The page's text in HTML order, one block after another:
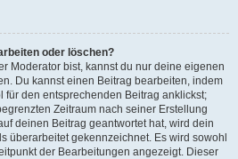
oder löschen?
Moderator bist, kannst du nur deine eigenen
Du kannst einen Beitrag bearbeiten, indem
für den entsprechenden Beitrag anklickst;
Zeitraum nach seiner Erstellung
deinen Beitrag geantwortet hat, wird dein
überarbeitet gekennzeichnet. Es wird sowohl
der Bearbeitungen angezeigt. Dieser